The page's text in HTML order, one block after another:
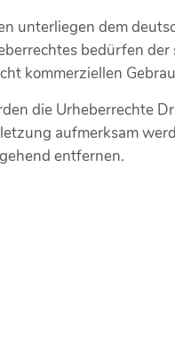
unterliegen dem
bedürfen
kommerziellen
die Urheberrechte
aufmerksam
entfernen.